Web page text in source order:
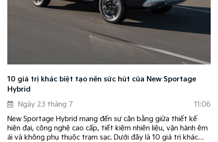
10 giá trị khác biệt tạo nên sức hút của New Sportage
Hybrid
Ngày 23 tháng 7
11:06
New Sportage Hybrid mang đến sự cân bằng giữa thiết kế
hiện đại, công nghệ cao cấp, tiết kiệm nhiên liệu, vận hành êm
ái và không phụ thuộc trạm sạc. Dưới đây là 10 giá trị khác